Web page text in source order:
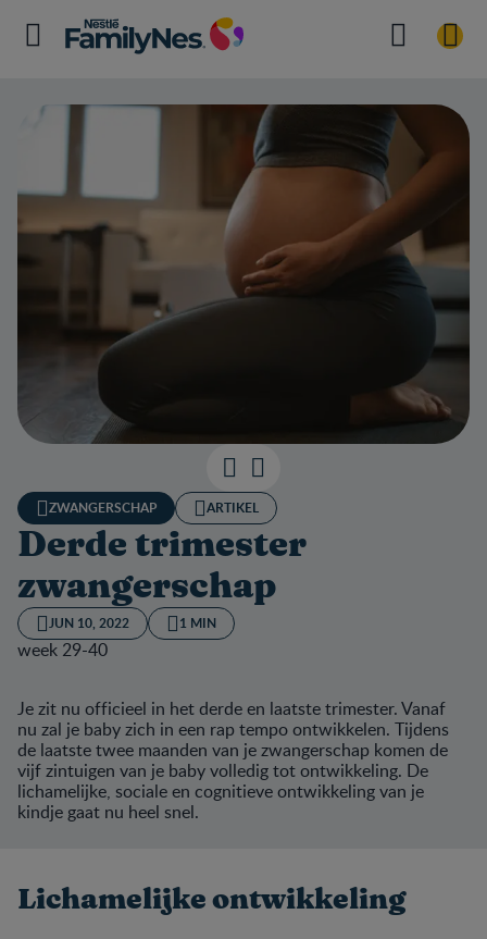
ZWANGERSCHAP ARTIKEL
Derde trimester
zwangerschap
JUN 10, 2022 1 MIN
week 29-40
Je zit nu officieel in het derde en laatste trimester. Vanaf
nu zal je baby zich in een rap tempo ontwikkelen. Tijdens
de laatste twee maanden van je zwangerschap komen de
vijf zintuigen van je baby volledig tot ontwikkeling. De
lichamelijke, sociale en cognitieve ontwikkeling van je
kindje gaat nu heel snel.
Lichamelijke ontwikkeling